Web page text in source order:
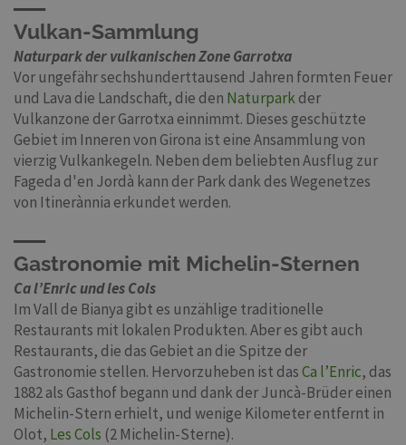
Vulkan-Sammlung
Naturpark der vulkanischen Zone Garrotxa
Vor ungefähr sechshunderttausend Jahren formten Feuer
und Lava die Landschaft, die den Naturparkder
Vulkanzone der Garrotxa einnimmt. Dieses geschützte
Gebiet im Inneren von Girona ist eine Ansammlung von
vierzig Vulkankegeln. Neben dem beliebten Ausflug zur
Fageda d'en Jordà kann der Park dank des Wegenetzes
von Itinerànnia erkundet werden.
Gastronomie mit Michelin-Sternen
Ca l’Enric und les Cols
Im Vall de Bianya gibt es unzählige traditionelle
Restaurants mit lokalen Produkten. Aber es gibt auch
Restaurants, die das Gebiet an die Spitze der
Gastronomie stellen. Hervorzuheben ist dasCa l’Enric, das
1882 als Gasthof begann und dank der Juncà-Brüder einen
Michelin-Stern erhielt, und wenige Kilometer entfernt in
Olot, Les Cols (2 Michelin-Sterne).